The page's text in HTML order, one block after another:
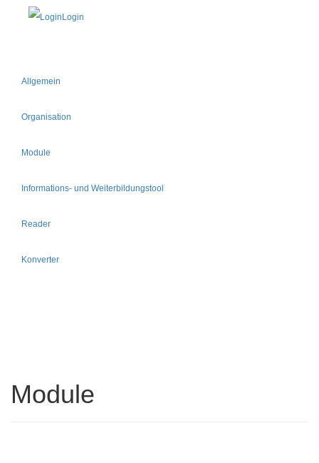
Login
Allgemein
Organisation
Module
Informations- und Weiterbildungstool
Reader
Konverter
Module